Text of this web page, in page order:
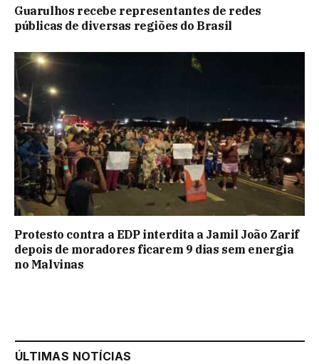
Guarulhos recebe representantes de redes
públicas de diversas regiões do Brasil
Protesto contra a EDP interdita a Jamil João Zarif
depois de moradores ficarem 9 dias sem energia
no Malvinas
ÚLTIMAS NOTÍCIAS